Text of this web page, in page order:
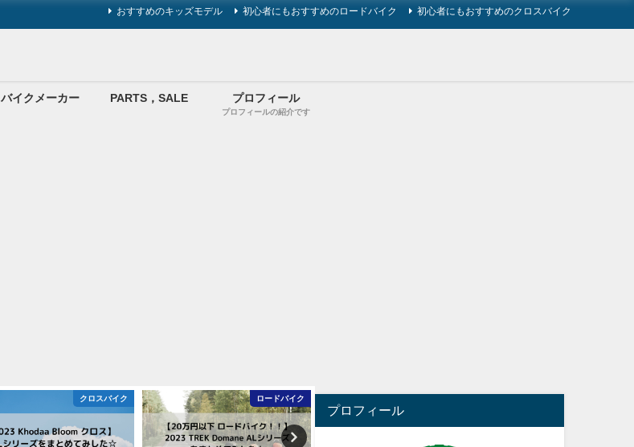
おすすめのキッズモデル 初心者にもおすすめのロードバイク 初心者にもおすすめのクロスバイク
バイクメーカー PARTS，SALE プロフィール
プロフィールの紹介です
クロスバイク ロードバイク
プロフィール